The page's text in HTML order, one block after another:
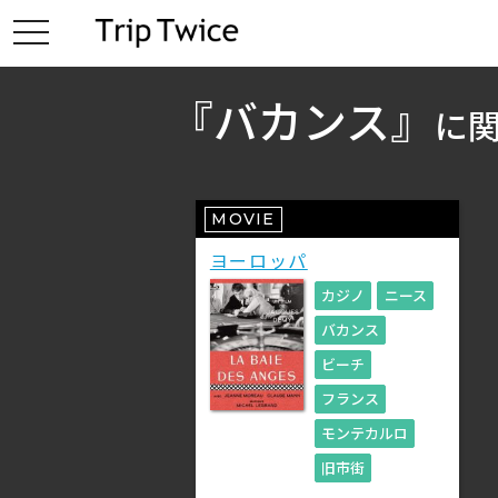
toggle
『バカンス』 に
MOVIE
ヨーロッパ
カジノ
ニース
バカンス
ビーチ
フランス
モンテカルロ
旧市街